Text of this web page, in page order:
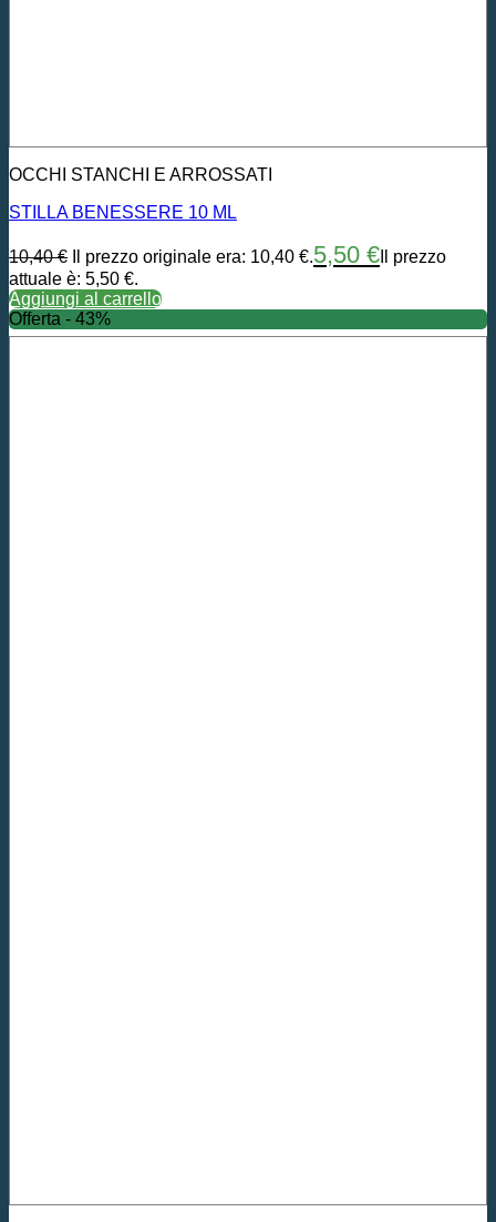
OCCHI STANCHI E ARROSSATI
STILLA BENESSERE 10 ML
10,40€ Il prezzo originale era: 10,40 €.5,50 € Il prezzo
attuale è: 5,50 €.
Aggiungi al carrello
Offerta - 43%